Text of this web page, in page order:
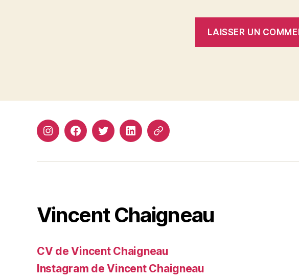
InstagramFacebookTwitterLinkedinSite
Vincent Chaigneau
CV de Vincent Chaigneau
Instagram de Vincent Chaigneau